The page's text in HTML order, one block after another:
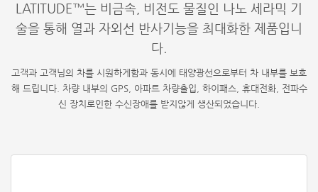
LATITUDE™는 비금속, 비전도 물질인 나노 세라믹 기
술을 통해 열과 자외선 반사기능을 최대화한 제품입니
다.
고객과 고객님의 차를 시원하게함과 동시에 태양광선으로부터 차 내부를 보호
해 드립니다. 차량 내부의 GPS, 아파트 차량출입, 하이패스, 휴대전화, 전파수
신 장치로인한 수신장애를 받지않게 생산되었습니다.